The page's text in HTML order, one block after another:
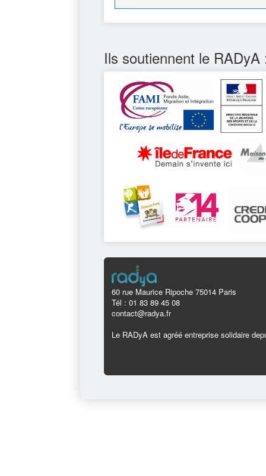
Ils soutiennent le RADyA
60 rue Maurice Ripoche 75014 Paris
Tél : 01 83 89 45 08
contact@radya.fr
Le RADyA est agréé entreprise solidaire